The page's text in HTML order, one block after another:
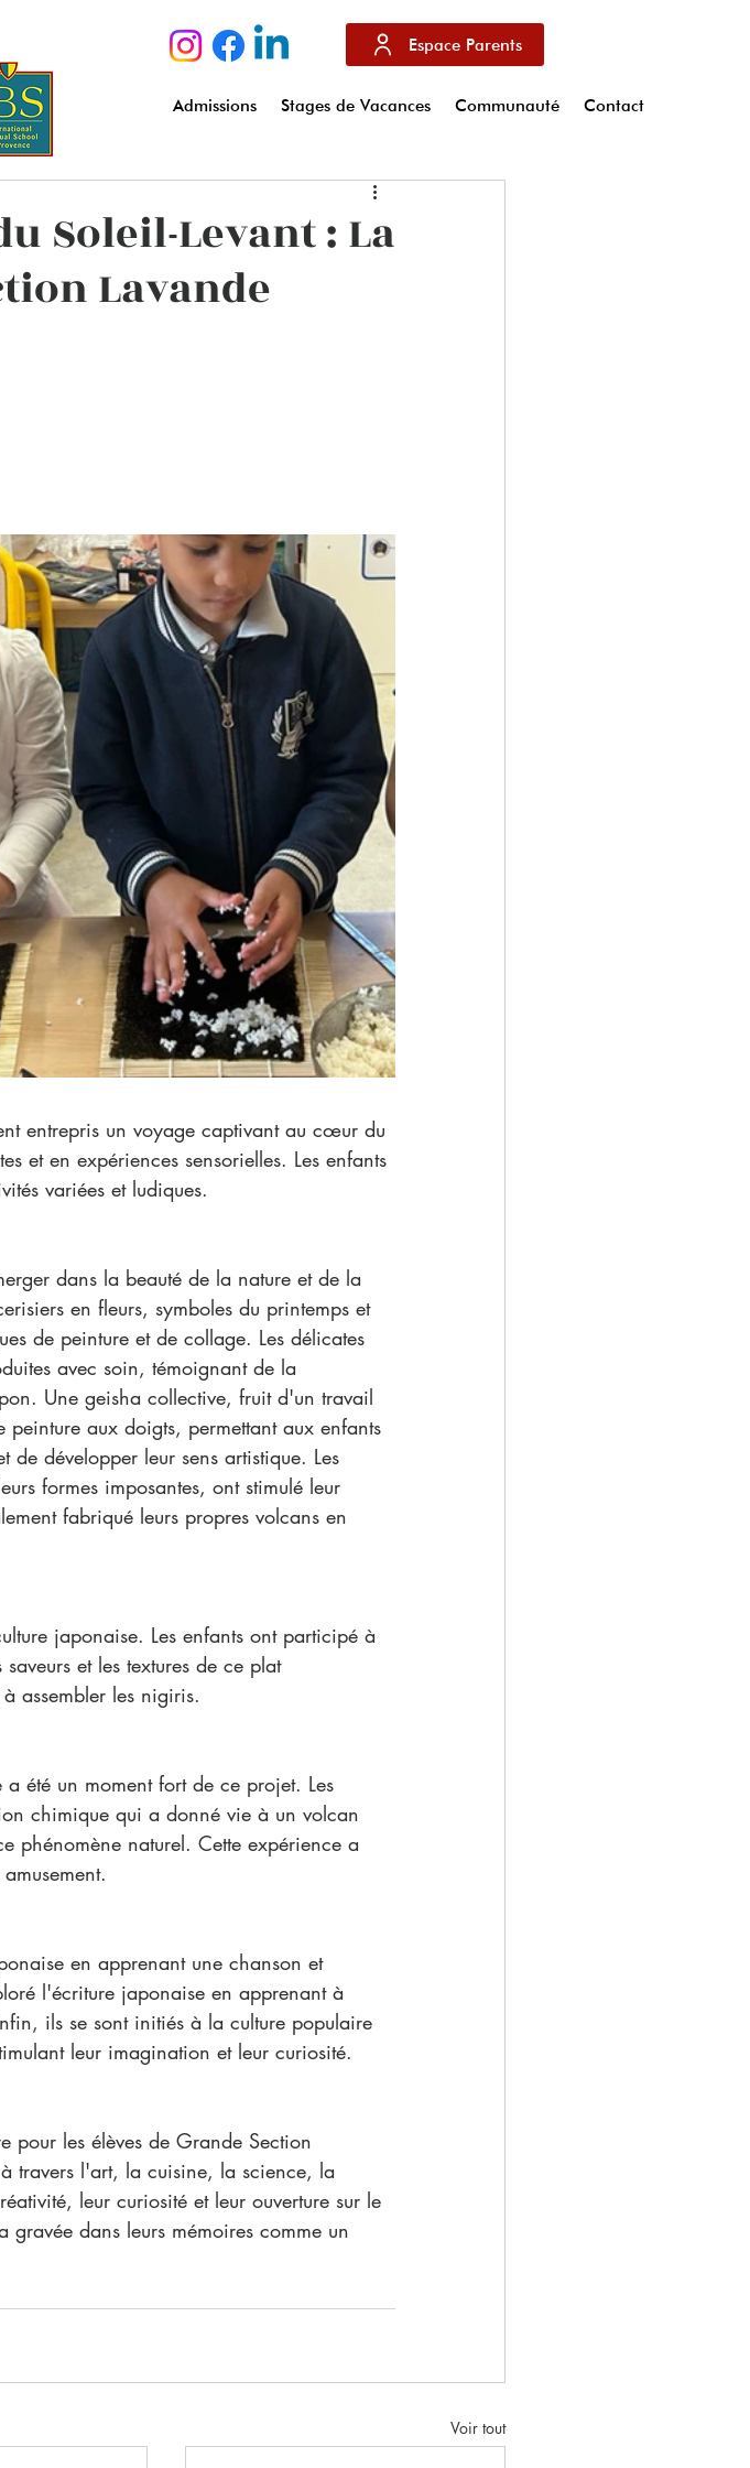
Espace Parents
Admissions Stages de Vacances Communauté Contact
Soleil-Levant : La
Lavande
entrepris un voyage captivant au cœur du
et en expériences sensorielles. Les enfants
variées et ludiques.
dans la beauté de la nature et de la
en fleurs, symboles du printemps et
de peinture et de collage. Les délicates
avec soin, témoignant de la
Une geisha collective, fruit d'un travail
aux doigts, permettant aux enfants
développer leur sens artistique. Les
formes imposantes, ont stimulé leur
fabriqué leurs propres volcans en
japonaise. Les enfants ont participé à
et les textures de ce plat
assembler les nigiris.
été un moment fort de ce projet. Les
chimique qui a donné vie à un volcan
phénomène naturel. Cette expérience a
en apprenant une chanson et
l'écriture japonaise en apprenant à
ils se sont initiés à la culture populaire
leur imagination et leur curiosité.
pour les élèves de Grande Section
travers l'art, la cuisine, la science, la
leur curiosité et leur ouverture sur le
dans leurs mémoires comme un
Voir tout